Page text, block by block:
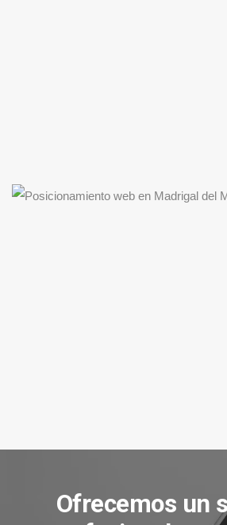
Ofrecemos un